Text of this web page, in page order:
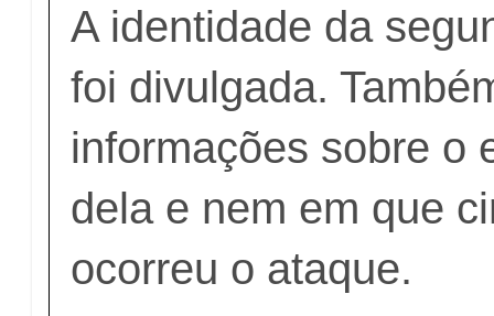
A identidade da
foi divulgada.
informações sobre o
dela e nem em que
ocorreu o ataque.